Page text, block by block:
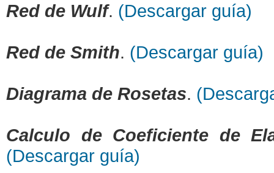
Red de Wulf. (Descargar guía)
Red de Smith. (Descargar guía)
Diagrama de Rosetas.
Calculo de Coeficiente de
(Descargar guía)